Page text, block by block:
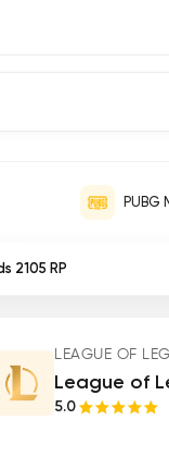
PUBG
2105 RP
LEAGUE OF
League of
5.0